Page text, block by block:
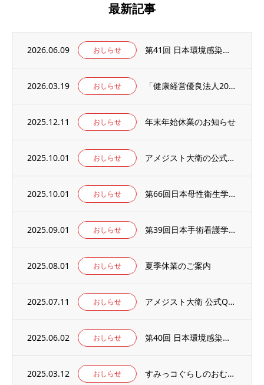
最新記事
2026.06.09 おしらせ 第41回 日本環境感染学会総会・学術集会の併設展示ブースに出展いたします。
2026.03.19 おしらせ 「健康経営優良法人2026」の認定を取得しました。
2025.12.11 おしらせ 年末年始休業のお知らせ
2025.10.01 おしらせ アメジスト大衛の公式WEBサイト【アメジストAmazonブランドサイト】がオープン！
2025.10.01 おしらせ 第66回日本母性衛生学会学術集会の併設出展ブースに出展のお知らせ
2025.09.01 おしらせ 第39回日本手術看護学会年次大会の併設出展ブースに出展のお知らせ
2025.08.01 おしらせ 夏季休業のご案内
2025.07.11 おしらせ アメジスト大衛 公式Qoo10店 がオープンしました
2025.06.02 おしらせ 第40回 日本環境感染学会総会・学術集会の併設展示ブースに出展いたします。
2025.03.12 おしらせ すみっコぐらしのおむつ替えマット 当社楽天ECサイトでお取り扱い中